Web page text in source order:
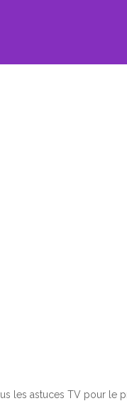
les astuces TV pour le